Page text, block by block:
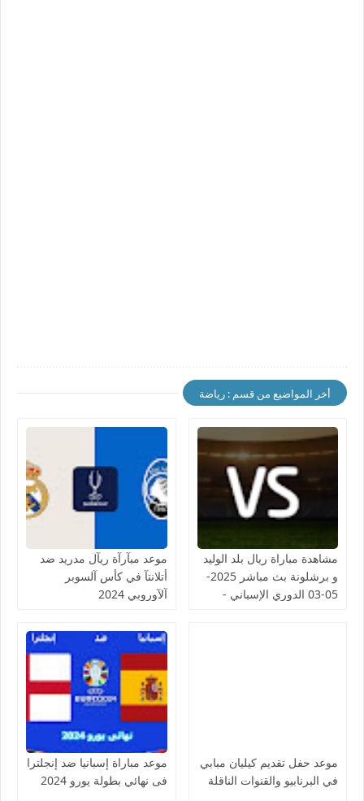
أخر المواضيع من قسم : رياضة
مشاهدة مباراة ريال بلد الوليد
و برشلونة بث مباشر 2025-
05-03 الدوري الإسباني -
موعد مبآرآة ريآل مدريد ضد
أتلانتآ في كأس آلسوبر
آلآوروبي 2024
موعد حفل تقديم كيليان مبابي
في البرنابيو والقنوات الناقلة
موعد مباراة إسبانيا ضد إنجلترا
فى نهائي بطولة يورو 2024